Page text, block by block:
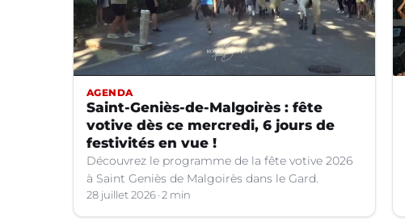
AGENDA
Saint-Geniès-de-Malgoirès : fête
votive dès ce mercredi, 6 jours de
festivités en vue !
Découvrez le programme de la fête votive 2026
à Saint Geniès de Malgoirès dans le Gard.
28 juillet 2026 2 min